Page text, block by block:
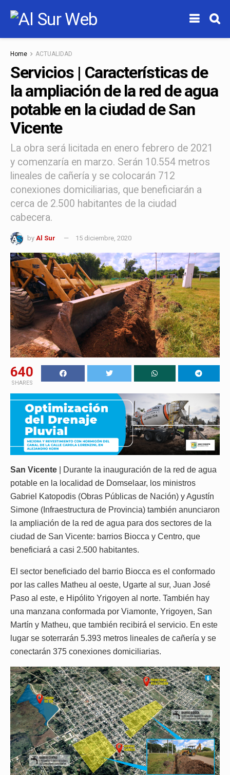
Home ACTUALIDAD
Servicios | Características de
la ampliación de la red de agua
potable en la ciudad de San
Vicente
La obra será licitada en enero febrero de 2021
y comenzaría en marzo. Serán 10.554 metros
lineales de cañería y se colocarán 712
conexiones domiciliarias, que beneficiarán a
cerca de 2.500 habitantes de la ciudad
cabecera.
by Al Sur 15 diciembre, 2020
640
SHARES
San Vicente | Durante la inauguración de la red de agua
potable en la localidad de Domselaar, los ministros
Gabriel Katopodis (Obras Públicas de Nación) y Agustín
Simone (Infraestructura de Provincia) también anunciaron
la ampliación de la red de agua para dos sectores de la
ciudad de San Vicente: barrios Biocca y Centro, que
beneficiará a casi 2.500 habitantes.
El sector beneficiado del barrio Biocca es el conformado
por las calles Matheu al oeste, Ugarte al sur, Juan José
Paso al este, e Hipólito Yrigoyen al norte. También hay
una manzana conformada por Viamonte, Yrigoyen, San
Martín y Matheu, que también recibirá el servicio. En este
lugar se soterrarán 5.393 metros lineales de cañería y se
conectarán 375 conexiones domiciliarias.